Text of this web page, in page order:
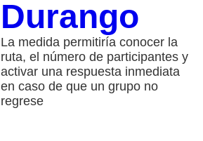
Durango
La medida permitiría conocer la
ruta, el número de participantes y
activar una respuesta inmediata
en caso de que un grupo no
regrese